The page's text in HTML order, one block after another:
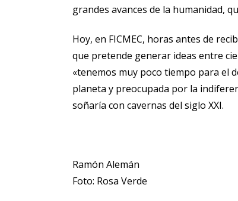
grandes avances de la humanidad,
Hoy, en FICMEC, horas antes de
que pretende generar ideas entre
«tenemos muy poco tiempo para el
planeta y preocupada por la
soñaría con cavernas del siglo XXI.
Ramón Alemán
Foto: Rosa Verde